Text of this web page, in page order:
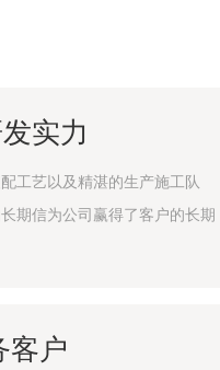
实力
工艺以及精湛的生产施工队
期信为公司赢得了客户的长期
客户